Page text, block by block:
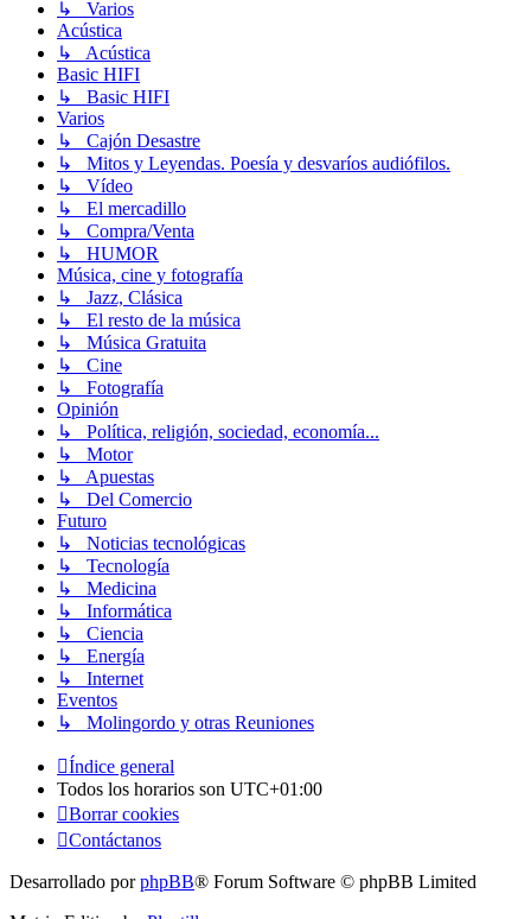
↳ Varios
Acústica
↳ Acústica
Basic HIFI
↳ Basic HIFI
Varios
↳ Cajón Desastre
↳ Mitos y Leyendas. Poesía y desvaríos audiófilos.
↳ Vídeo
↳ El mercadillo
↳ Compra/Venta
↳ HUMOR
Música, cine y fotografía
↳ Jazz, Clásica
↳ El resto de la música
↳ Música Gratuita
↳ Cine
↳ Fotografía
Opinión
↳ Política, religión, sociedad, economía...
↳ Motor
↳ Apuestas
↳ Del Comercio
Futuro
↳ Noticias tecnológicas
↳ Tecnología
↳ Medicina
↳ Informática
↳ Ciencia
↳ Energía
↳ Internet
Eventos
↳ Molingordo y otras Reuniones
Índice general
Todos los horarios son UTC+01:00
Borrar cookies
Contáctanos
Desarrollado porphpBB® Forum Software © phpBB Limited